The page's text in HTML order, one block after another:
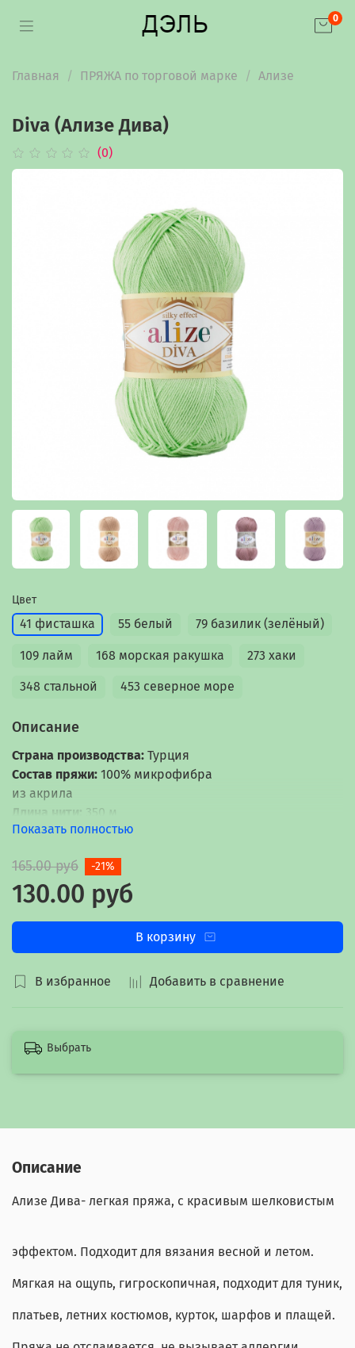
0
Главная ПРЯЖА по торговой марке Ализе
Diva (Ализе Дива)
(0)
В избранное Добавить в сравнение
Цвет
41 фисташка 55 белый 79 базилик (зелёный)
109 лайм 168 морская ракушка 273 хаки
348 стальной 453 северное море
Описание
Страна производства: Турция
Состав пряжи: 100% микрофибра
из акрила
Длина нити: 350 м
Вес мотка:100 гр
Показать полностью
165.00 руб
130.00 руб
-21%
В корзину
Выбрать
Описание
Ализе Дива- легкая пряжа, с красивым шелковистым
эффектом. Подходит для вязания весной и летом.
Мягкая на ощупь, гигроскопичная, подходит для туник,
платьев, летних костюмов, курток, шарфов и плащей.